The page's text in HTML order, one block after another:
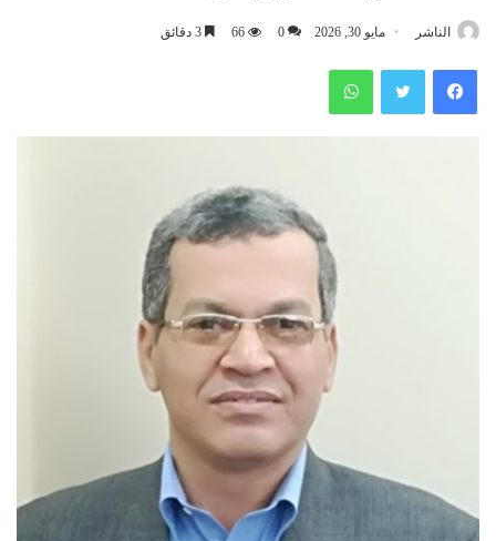
الناشر مايو 30, 2026 0
66
فيسبوك تويتر واتساب